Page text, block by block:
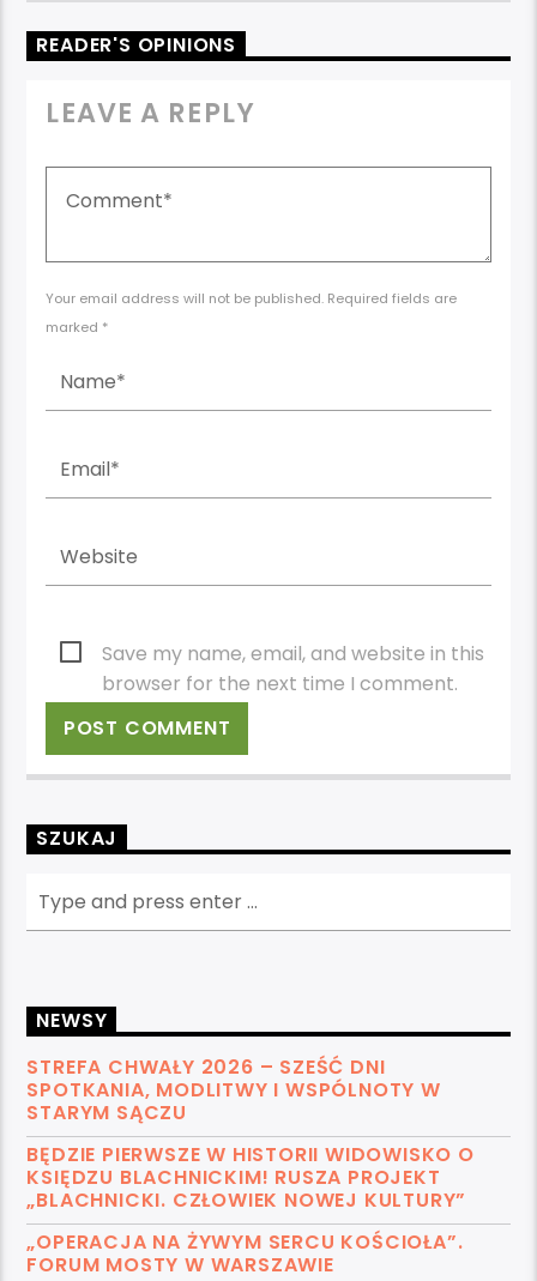
READER'S OPINIONS
LEAVE A REPLY
Your email address will not be published. Required fields are
marked *
Save my name, email, and website in this
browser for the next time I comment.
SZUKAJ
NEWSY
STREFA CHWAŁY 2026 – SZEŚĆ DNI
SPOTKANIA, MODLITWY I WSPÓLNOTY W
STARYM SĄCZU
BĘDZIE PIERWSZE W HISTORII WIDOWISKO O
KSIĘDZU BLACHNICKIM! RUSZA PROJEKT
„BLACHNICKI. CZŁOWIEK NOWEJ KULTURY”
„OPERACJA NA ŻYWYM SERCU KOŚCIOŁA”.
FORUM MOSTY W WARSZAWIE